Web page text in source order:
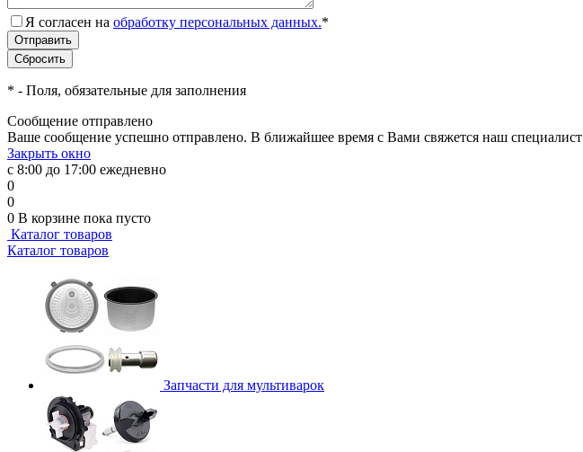
Я согласен на обработку персональных данных.*
* - Поля, обязательные для заполнения
Сообщение отправлено
Ваше сообщение успешно отправлено. В ближайшее время с Вами свяжется наш специалист
Закрыть окно
с 8:00 до 17:00 ежедневно
0
0
0 В корзине пока пусто
Каталог товаров
Каталог товаров
Запчасти для мультиварок